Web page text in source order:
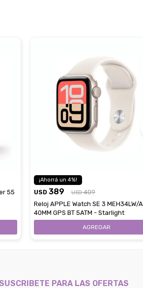
55
4
USD 389 USD 409
Reloj APPLE Watch SE 3 MEH34LW/A
40MM GPS BT 5ATM - Starlight
PARA LAS OFERTAS